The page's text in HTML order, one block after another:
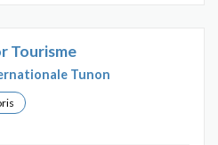
Tourisme
Tunon